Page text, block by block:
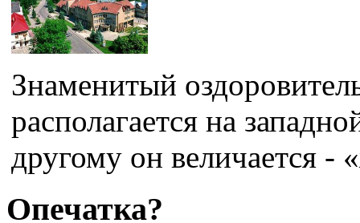
Знаменитый
располагается на
другому он величается
Опечатка?